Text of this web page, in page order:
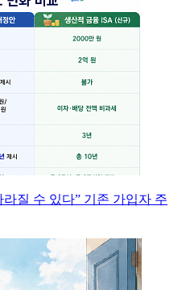
라질 수 있다” 기존 가입자 주